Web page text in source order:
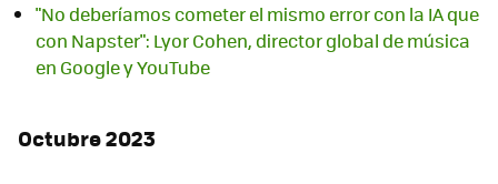
"No deberíamos cometer el mismo error con la IA que
con Napster": Lyor Cohen, director global de música
en Google y YouTube
Octubre 2023